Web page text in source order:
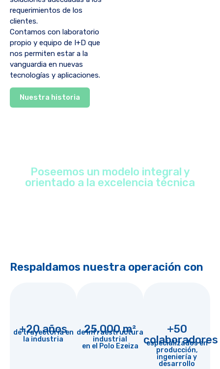
requerimientos de los
clientes.
Contamos con laboratorio
propio y equipo de I+D que
nos permiten estar a la
vanguardia en nuevas
tecnologías y aplicaciones.
Nuestra historia
Poseemos un modelo integral y
orientado a la excelencia técnica
Respaldamos nuestra operación con
+20 años
de trayectoria en
la industria
25.000 m²
de infraestructura
industrial
en el Polo Ezeiza
+50
colaboradores
especializados en
producción,
ingeniería y
desarrollo